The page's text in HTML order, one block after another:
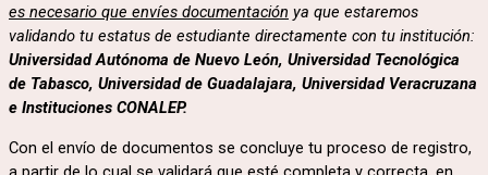
es necesario que envíes documentación ya que estaremos
validando tu estatus de estudiante directamente con tu institución:
Universidad Autónoma de Nuevo León, Universidad Tecnológica
de Tabasco, Universidad de Guadalajara, Universidad Veracruzana
e Instituciones CONALEP.
Con el envío de documentos se concluye tu proceso de registro,